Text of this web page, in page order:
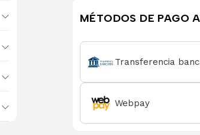
MÉTODOS DE PAGO
Transferencia
Webpay